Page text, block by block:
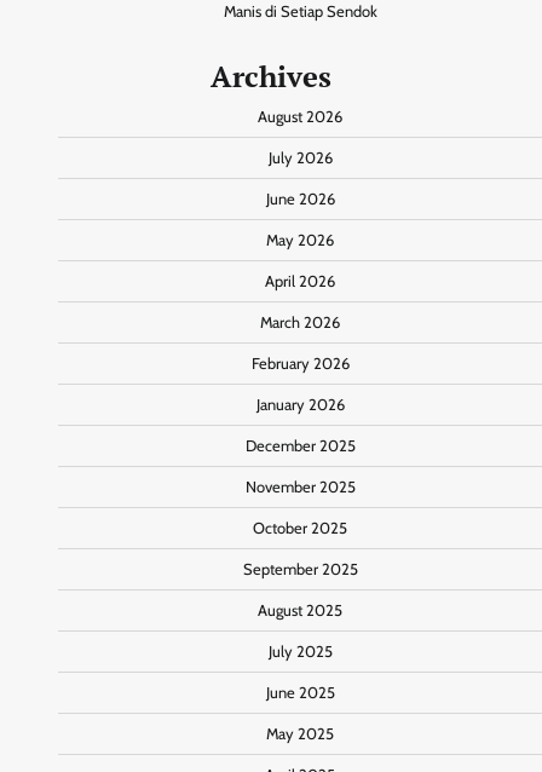
Manis di Setiap Sendok
Archives
August 2026
July 2026
June 2026
May 2026
April 2026
March 2026
February 2026
January 2026
December 2025
November 2025
October 2025
September 2025
August 2025
July 2025
June 2025
May 2025